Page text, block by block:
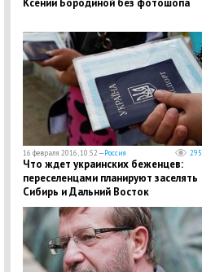
16 февраля 2016, 10:52 —Россия 295
Что ждет украинских беженцев:
переселенцами планируют заселять
Сибирь и Дальний Восток